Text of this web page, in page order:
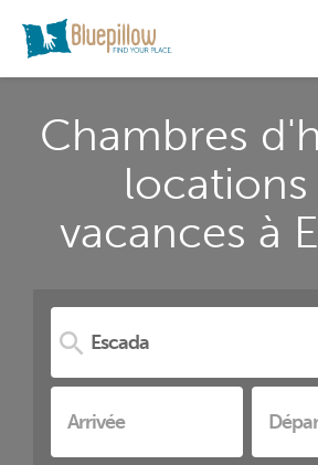
Chambres
locations
vacances à